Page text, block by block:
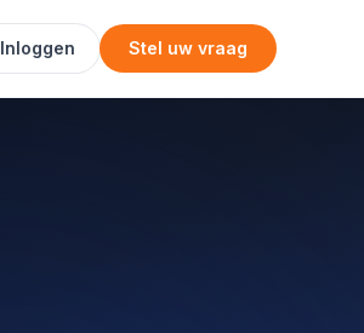
Inloggen Stel uw vraag